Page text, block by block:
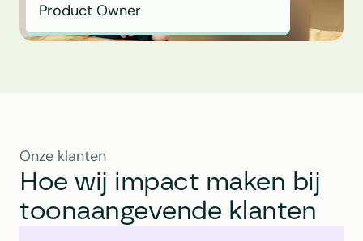
Product Owner
Onze klanten
Hoe wij impact maken bij
toonaangevende klanten